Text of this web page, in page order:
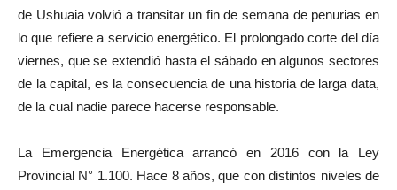
de Ushuaia volvió a transitar un fin de semana de penurias en
lo que refiere a servicio energético. El prolongado corte del día
viernes, que se extendió hasta el sábado en algunos sectores
de la capital, es la consecuencia de una historia de larga data,
de la cual nadie parece hacerse responsable.
La Emergencia Energética arrancó en 2016 con la Ley
Provincial N° 1.100. Hace 8 años, que con distintos niveles de